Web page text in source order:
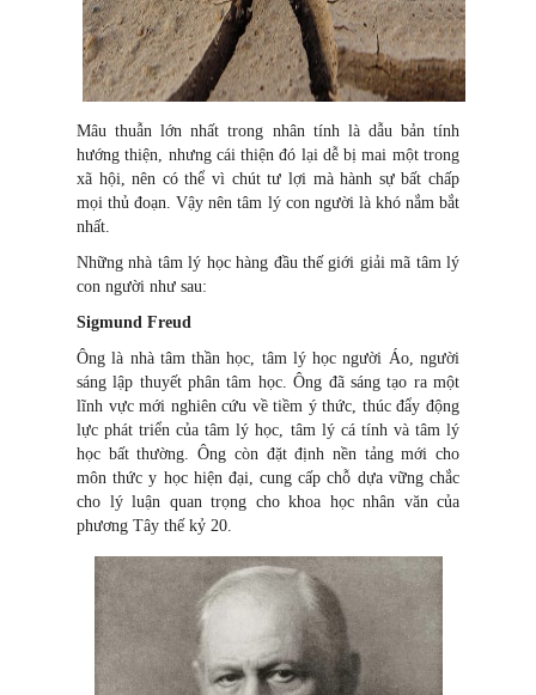
Mâu thuẫn lớn nhất trong nhân tính là dẫu bản tính
hướng thiện, nhưng cái thiện đó lại dễ bị mai một trong
xã hội, nên có thể vì chút tư lợi mà hành sự bất chấp
mọi thủ đoạn. Vậy nên tâm lý con người là khó nắm bắt
nhất.
Những nhà tâm lý học hàng đầu thế giới giải mã tâm lý
con người như sau:
Sigmund Freud
Ông là nhà tâm thần học, tâm lý học người Áo, người
sáng lập thuyết phân tâm học. Ông đã sáng tạo ra một
lĩnh vực mới nghiên cứu về tiềm ý thức, thúc đẩy động
lực phát triển của tâm lý học, tâm lý cá tính và tâm lý
học bất thường. Ông còn đặt định nền tảng mới cho
môn thức y học hiện đại, cung cấp chỗ dựa vững chắc
cho lý luận quan trọng cho khoa học nhân văn của
phương Tây thế kỷ 20.